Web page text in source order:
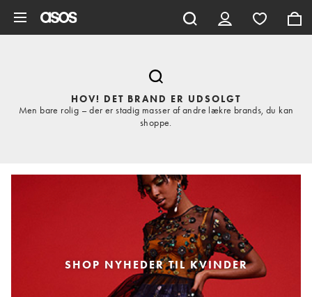
HOV! DET BRAND ER UDSOLGT
Men bare rolig – der er stadig masser af andre lækre brands, du kan
shoppe.
SHOP NYHEDER TIL KVINDER